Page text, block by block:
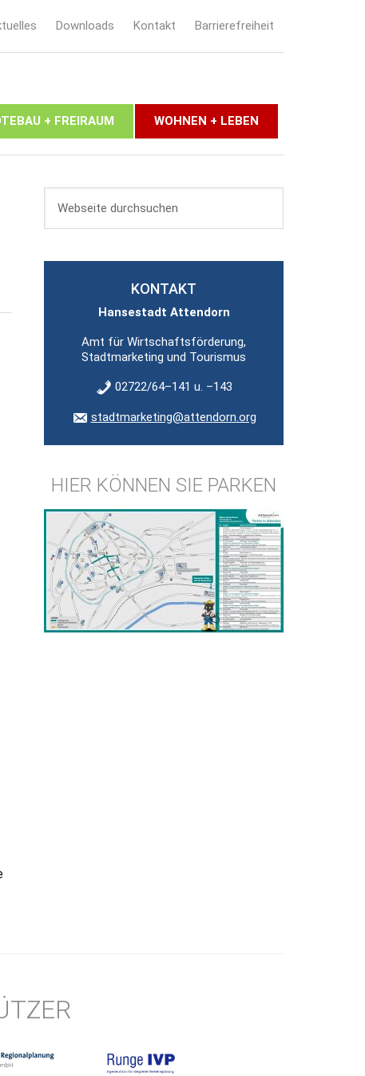
Downloads Kontakt Barrierefreiheit
+ FREIRAUM WOHNEN + LEBEN
KONTAKT
Hansestadt Attendorn
Amt für Wirtschaftsförderung,
Stadtmarketing und Tourismus
02722/64–141 u. –143
stadtmarketing@attendorn.org
HIER KÖNNEN SIE PARKEN